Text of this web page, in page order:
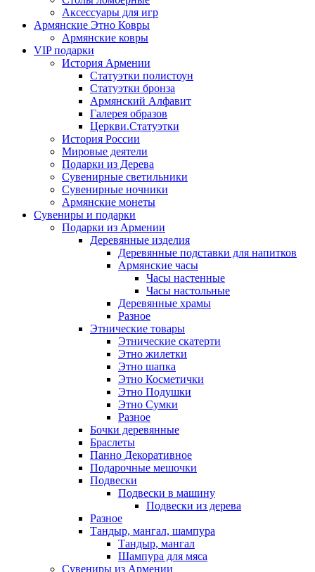
Аксессуары для игр
Армянские Этно Ковры
Армянские ковры
VIP подарки
История Армении
Статуэтки полистоун
Статуэтки бронза
Армянский Алфавит
Галерея образов
Церкви.Статуэтки
История России
Мировые деятели
Подарки из Дерева
Сувенирные светильники
Сувенирные ночники
Армянские монеты
Сувениры и подарки
Подарки из Армении
Деревянные изделия
Деревянные подставки для напитков
Армянские часы
Часы настенные
Часы настольные
Деревянные храмы
Разное
Этнические товары
Этнические скатерти
Этно жилетки
Этно шапка
Этно Косметички
Этно Подушки
Этно Сумки
Разное
Бочки деревянные
Браслеты
Панно Декоративное
Подарочные мешочки
Подвески
Подвески в машину
Подвески из дерева
Разное
Тандыр, мангал, шампура
Тандыр, мангал
Шампура для мяса
Сувениры из Армении